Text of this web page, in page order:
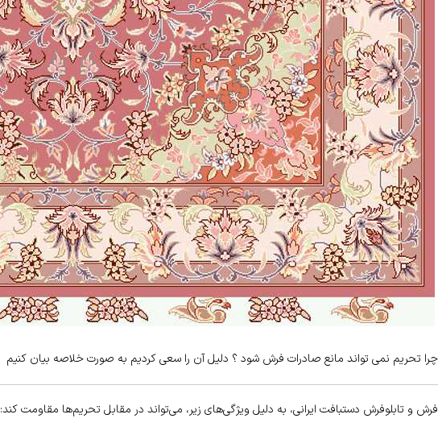
چرا تحریم نمی تواند مانع صادرات فرش شود ؟ دلیل آن را سعی کردیم به صورت خلاصه بیان کنیم
فرش و تابلوفرش دستبافت ایرانی، به دلیل ویژگی‌های زیر، می‌تواند در مقابل تحریم‌ها مقاومت کند: